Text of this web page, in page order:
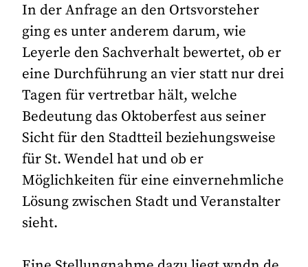
In der Anfrage an den Ortsvorsteher
ging es unter anderem darum, wie
Leyerle den Sachverhalt bewertet, ob er
eine Durchführung an vier statt nur drei
Tagen für vertretbar hält, welche
Bedeutung das Oktoberfest aus seiner
Sicht für den Stadtteil beziehungsweise
für St. Wendel hat und ob er
Möglichkeiten für eine einvernehmliche
Lösung zwischen Stadt und Veranstalter
sieht.